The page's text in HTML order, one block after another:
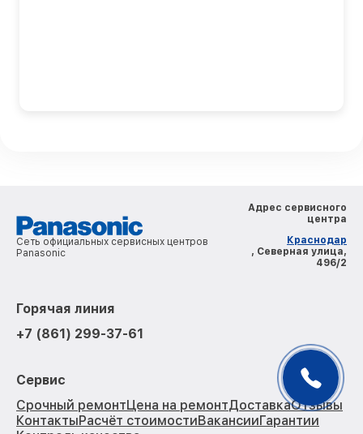
Сеть официальных сервисных центров
Panasonic
Адрес сервисного
центра
Краснодар
, Северная улица,
496/2
Горячая линия
+7 (861) 299-37-61
Сервис
Срочный ремонтЦена на ремонтДоставкаОтзывы
КонтактыРасчёт стоимостиВакансииГарантии